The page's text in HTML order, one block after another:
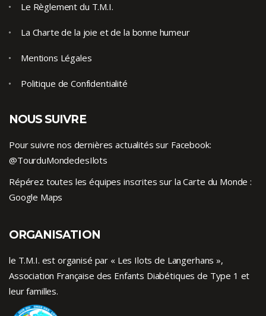
Le Règlement du T.M.I.
La Charte de la joie et de la bonne humeur
Mentions Légales
Politique de Confidentialité
NOUS SUIVRE
Pour suivre nos dernières actualités sur Facebook:
@TourduMondedesIlots
Répérez toutes les équipes inscrites sur la Carte du Monde :
Google Maps
ORGANISATION
le T.M.I. est organisé par « Les Ilots de Langerhans »,
Association Française des Enfants Diabétiques de Type 1 et
leur familles.